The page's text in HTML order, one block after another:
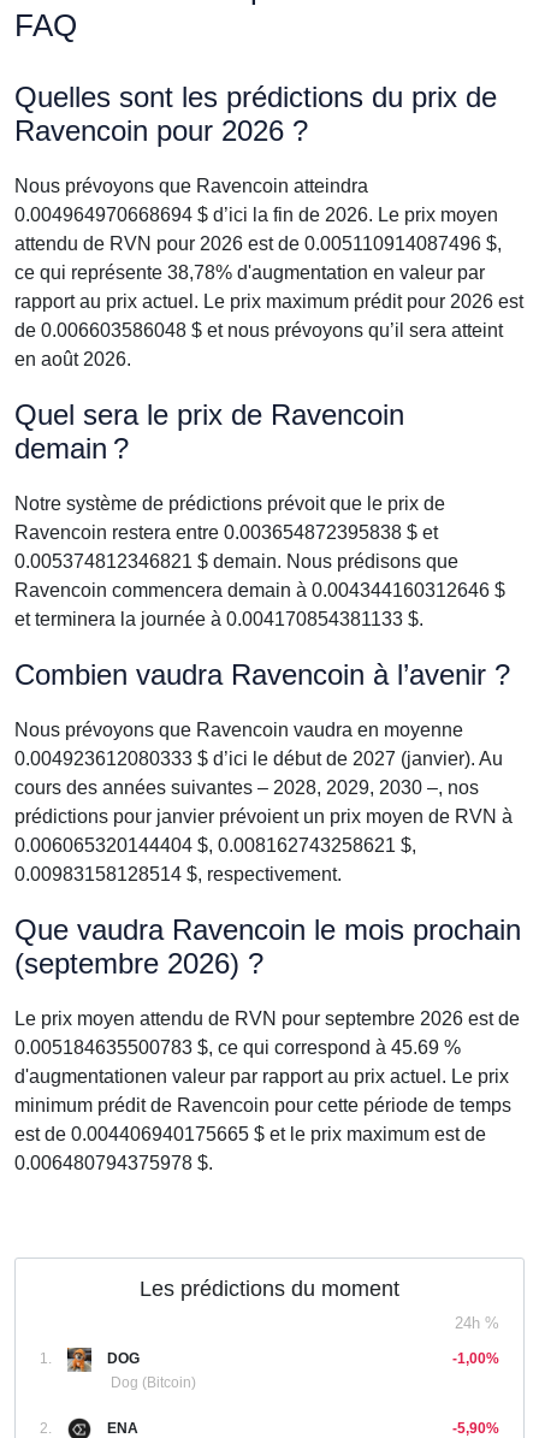
FAQ
Quelles sont les prédictions du prix de
Ravencoin pour 2026 ?
Nous prévoyons que Ravencoin atteindra
0.004964970668694 $ d’ici la fin de 2026. Le prix moyen
attendu de RVN pour 2026 est de 0.005110914087496 $,
ce qui représente 38,78% d'augmentation en valeur par
rapport au prix actuel. Le prix maximum prédit pour 2026 est
de 0.006603586048 $ et nous prévoyons qu’il sera atteint
en août 2026.
Quel sera le prix de Ravencoin
demain ?
Notre système de prédictions prévoit que le prix de
Ravencoin restera entre 0.003654872395838 $ et
0.005374812346821 $ demain. Nous prédisons que
Ravencoin commencera demain à 0.004344160312646 $
et terminera la journée à 0.004170854381133 $.
Combien vaudra Ravencoin à l’avenir ?
Nous prévoyons que Ravencoin vaudra en moyenne
0.004923612080333 $ d’ici le début de 2027 (janvier). Au
cours des années suivantes – 2028, 2029, 2030 –, nos
prédictions pour janvier prévoient un prix moyen de RVN à
0.006065320144404 $, 0.008162743258621 $,
0.00983158128514 $, respectivement.
Que vaudra Ravencoin le mois prochain
(septembre 2026) ?
Le prix moyen attendu de RVN pour septembre 2026 est de
0.005184635500783 $, ce qui correspond à 45.69 %
d'augmentationen valeur par rapport au prix actuel. Le prix
minimum prédit de Ravencoin pour cette période de temps
est de 0.004406940175665 $ et le prix maximum est de
0.006480794375978 $.
Les prédictions du moment
24h %
1.
DOG
Dog (Bitcoin)
-1,00%
2.
ENA
-5,90%